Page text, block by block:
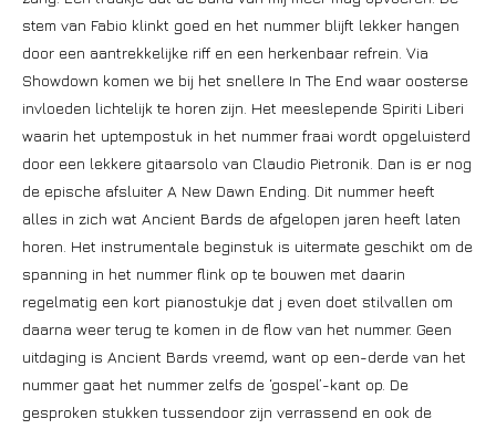
stem van Fabio klinkt goed en het nummer blijft lekker hangen
door een aantrekkelijke riff en een herkenbaar refrein. Via
Showdown komen we bij het snellere In The End waar oosterse
invloeden lichtelijk te horen zijn. Het meeslepende Spiriti Liberi
waarin het uptempostuk in het nummer fraai wordt opgeluisterd
door een lekkere gitaarsolo van Claudio Pietronik. Dan is er nog
de epische afsluiter A New Dawn Ending. Dit nummer heeft
alles in zich wat Ancient Bards de afgelopen jaren heeft laten
horen. Het instrumentale beginstuk is uitermate geschikt om de
spanning in het nummer flink op te bouwen met daarin
regelmatig een kort pianostukje dat j even doet stilvallen om
daarna weer terug te komen in de flow van het nummer. Geen
uitdaging is Ancient Bards vreemd, want op een-derde van het
nummer gaat het nummer zelfs de ‘gospel’-kant op. De
gesproken stukken tussendoor zijn verrassend en ook de